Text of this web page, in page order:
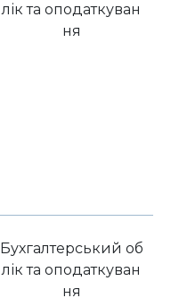
лік та оподаткуван
ня
Бухгалтерський об
лік та оподаткуван
ня